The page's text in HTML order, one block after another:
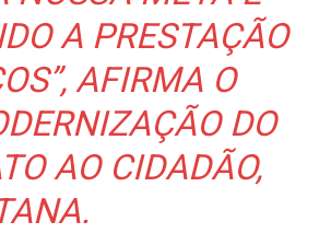
A PRESTAÇÃO
AFIRMA O
DO
AO CIDADÃO,